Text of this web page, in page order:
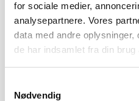
for sociale medier,
analysepartnere. Vores
data med andre
de har indsamlet fra din brug
Nødvendig
8. AUGUST 2026